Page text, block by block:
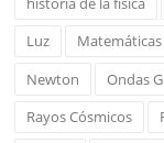
Luz
Matemáticas
Newton
Ondas
Rayos Cósmicos